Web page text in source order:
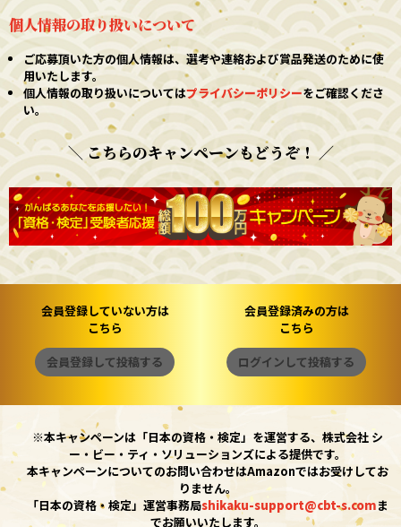
個人情報の取り扱いについて
ご応募頂いた方の個人情報は、選考や連絡および賞品発送のために使
用いたします。
個人情報の取り扱いについてはプライバシーポリシーをご確認くださ
い。
＼ こちらのキャンペーンもどうぞ！ ／
会員登録していない方は
こちら
会員登録して投稿する
会員登録済みの方は
こちら
ログインして投稿する
※本キャンペーンは「日本の資格・検定」を運営する、株式会社 シ
ー・ビー・ティ・ソリューションズによる提供です。
本キャンペーンについてのお問い合わせはAmazonではお受けしてお
りません。
「日本の資格・検定」運営事務局shikaku-support@cbt-s.comま
でお願いいたします。